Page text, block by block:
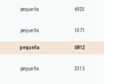
pequeña 6920
pequeña 1071
pequeña 0812
pequeña 3315